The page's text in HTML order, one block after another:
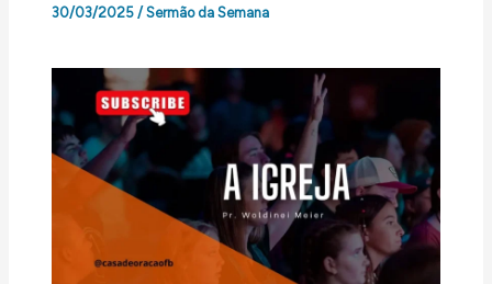
30/03/2025/Sermão da Semana